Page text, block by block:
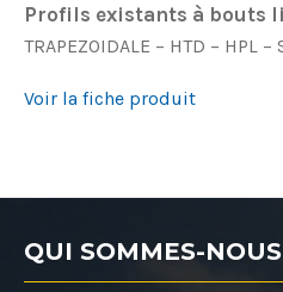
Profils existants à bouts
TRAPEZOIDALE – HTD – HPL –
Voir la fiche produit
QUI SOMMES-